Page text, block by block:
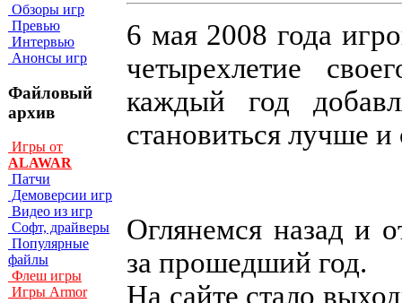
Обзоры игр
Превью
Интервью
Анонсы игр
Файловый
архив
Игры от
ALAWAR
Патчи
Демоверсии игр
Видео из игр
Софт, драйверы
Популярные
файлы
Флеш игры
Игры Armor
6 мая 2008 года
четырехлетие
каждый год
становиться лучше и
Оглянемся назад и
за прошедший год.
На сайте стало